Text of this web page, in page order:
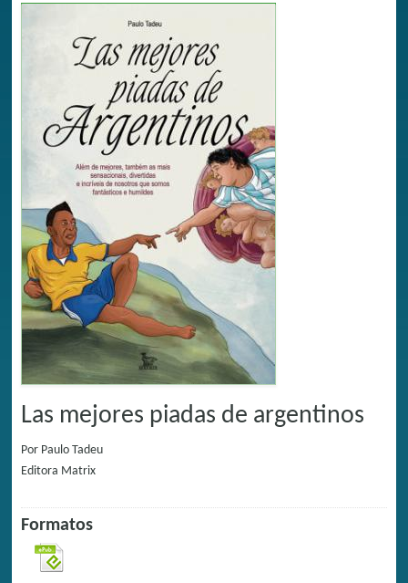
Las mejores piadas de argentinos
Por Paulo Tadeu
Editora Matrix
Formatos